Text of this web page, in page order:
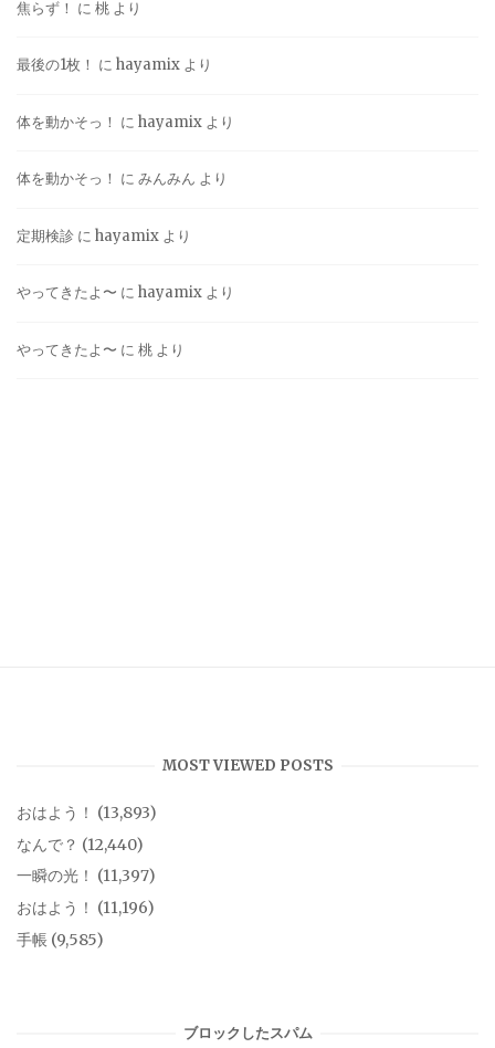
焦らず！ に 桃 より
最後の1枚！ に hayamix より
体を動かそっ！ に hayamix より
体を動かそっ！ に みんみん より
定期検診 に hayamix より
やってきたよ〜 に hayamix より
やってきたよ〜 に 桃 より
MOST VIEWED POSTS
おはよう！ (13,893)
なんで？ (12,440)
一瞬の光！ (11,397)
おはよう！ (11,196)
手帳 (9,585)
ブロックしたスパム